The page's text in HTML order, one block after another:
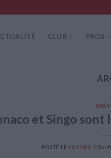
CLUB PROS
et Singo sont
POSTÉ LE 14 AVRIL 2026